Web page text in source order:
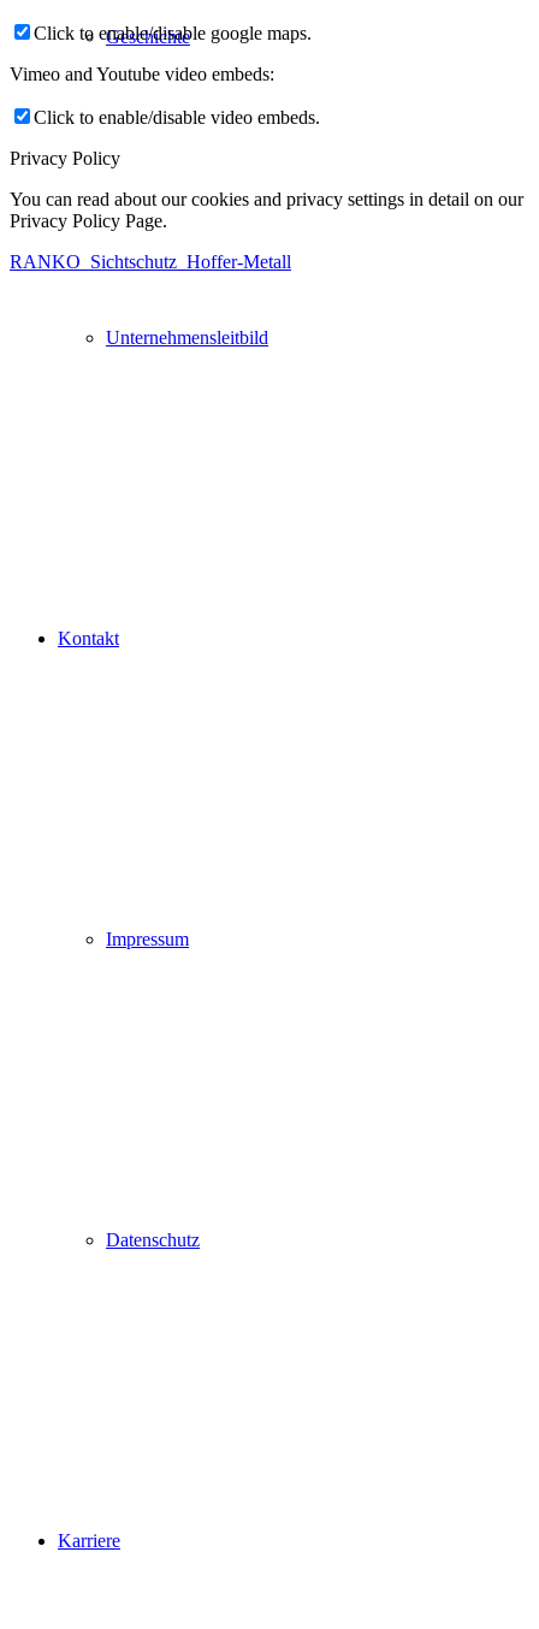
Geschichte
Unternehmensleitbild
Kontakt
Impressum
Datenschutz
Karriere
Click to enable/disable google maps.
Vimeo and Youtube video embeds:
Click to enable/disable video embeds.
Privacy Policy
You can read about our cookies and privacy settings in detail on our
Privacy Policy Page.
RANKO_Sichtschutz_Hoffer-Metall